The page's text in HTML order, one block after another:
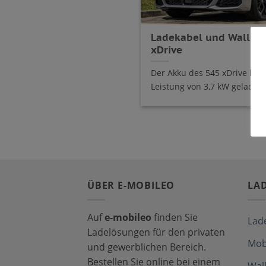
Ladekabel und
xDrive
Der Akku des 545 xDrive
Leistung von 3,7 kW
ÜBER E-MOBILEO
Aufe-mobileo finden Sie
Ladelösungen für den privaten
und gewerblichen Bereich.
Bestellen Sie online bei einem